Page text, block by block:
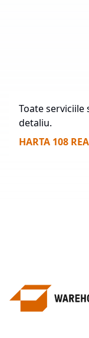
Toate serviciile
detaliu.
HARTA 108